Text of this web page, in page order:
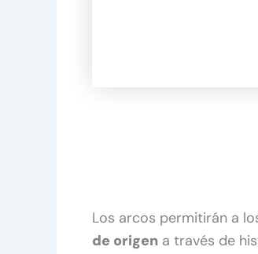
Los arcos permitirán a
de origen a través de